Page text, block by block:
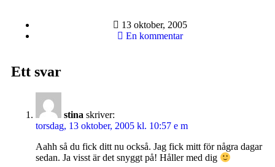
13 oktober, 2005
En kommentar
Ett svar
stina skriver:
torsdag, 13 oktober, 2005 kl. 10:57 e m
Aahh så du fick ditt nu också. Jag fick mitt för några dagar
sedan. Ja visst är det snyggt på! Håller med dig